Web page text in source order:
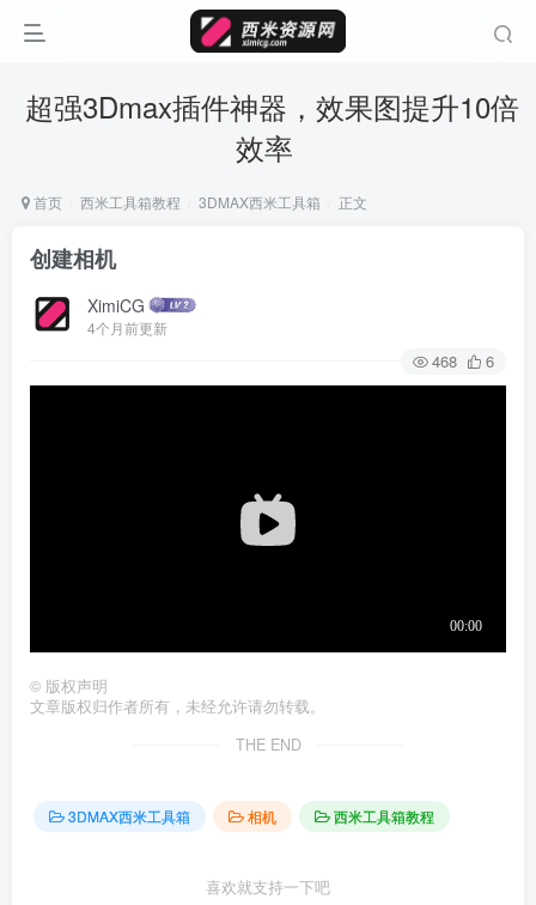
超强3Dmax插件神器，效果图提升10倍
效率
首页 西米工具箱教程 3DMAX西米工具箱 正文
创建相机
XimiCG
4个月前更新
468 6
© 版权声明
文章版权归作者所有，未经允许请勿转载。
THE END
3DMAX西米工具箱 相机 西米工具箱教程
喜欢就支持一下吧